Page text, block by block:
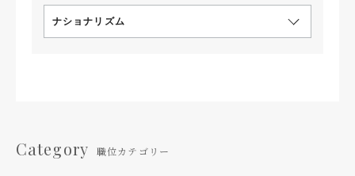
ナショナリズム
Category 職位カテゴリー